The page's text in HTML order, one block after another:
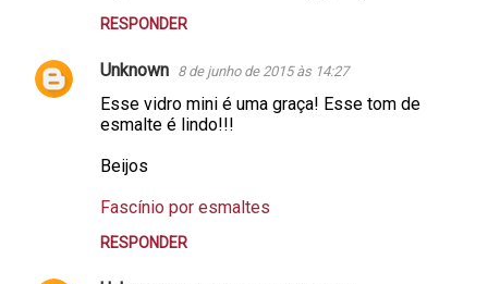
RESPONDER
Unknown 8 de junho de 2015 às 14:27
Esse vidro mini é uma graça! Esse tom de
esmalte é lindo!!!
Beijos
Fascínio por esmaltes
RESPONDER